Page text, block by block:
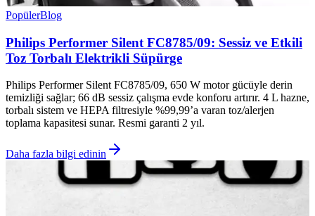
PopülerBlog
Philips Performer Silent FC8785/09: Sessiz ve Etkili
Toz Torbalı Elektrikli Süpürge
Philips Performer Silent FC8785/09, 650 W motor gücüyle derin
temizliği sağlar; 66 dB sessiz çalışma evde konforu artırır. 4 L hazne,
torbalı sistem ve HEPA filtresiyle %99,99’a varan toz/alerjen
toplama kapasitesi sunar. Resmi garanti 2 yıl.
Daha fazla bilgi edinin